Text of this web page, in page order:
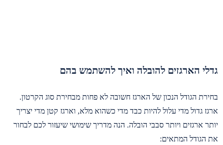
גדלי הארגזים להובלה ואיך להשתמש בהם
בחירת הגודל הנכון של הארגז חשובה לא פחות מבחירת סוג הקרטון.
ארגז גדול מדי עלול להיות כבד מדי כשהוא מלא, וארגז קטן מדי יצריך
יותר ארגזים ויותר סבבי הובלה. הנה מדריך שימושי שיעזור לכם לבחור
את הגודל המתאים: